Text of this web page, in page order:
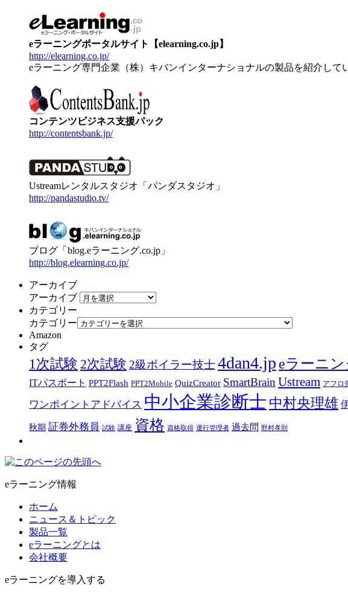
eラーニングポータルサイト【elearning.co.jp】
http://elearning.co.jp/
eラーニング専門企業（株）キバンインターナショナルの製品を紹介して
コンテンツビジネス支援パック
http://contentsbank.jp/
Ustreamレンタルスタジオ「パンダスタジオ」
http://pandastudio.tv/
ブログ「blog.eラーニング.co.jp」
http://blog.elearning.co.jp/
アーカイブ
アーカイブ
カテゴリー
カテゴリー
Amazon
タグ
1次試験 2次試験 2級ボイラー技士4dan4.jp eラーニ
ITパスポート PPT2Flash PPT2Mobile QuizCreator SmartBrain Ustream アフロ
ワンポイントアドバイス 中小企業診断士 中村央理雄
秋期 証券外務員 試験 講座 資格 資格取得 運行管理者 過去問 野村孝則
eラーニング情報
ホーム
ニュース＆トピック
製品一覧
eラーニングとは
会社概要
eラーニングを導入する